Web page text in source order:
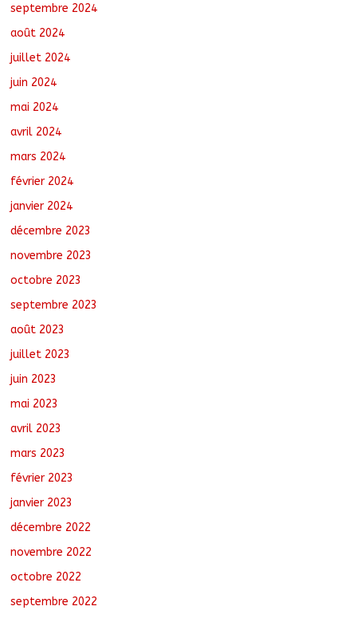
septembre 2024
août 2024
juillet 2024
juin 2024
mai 2024
avril 2024
mars 2024
février 2024
janvier 2024
décembre 2023
novembre 2023
octobre 2023
septembre 2023
août 2023
juillet 2023
juin 2023
mai 2023
avril 2023
mars 2023
février 2023
janvier 2023
décembre 2022
novembre 2022
octobre 2022
septembre 2022